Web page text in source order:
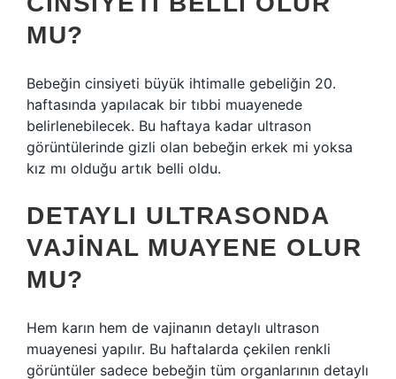
MU?
Bebeğin cinsiyeti büyük ihtimalle gebeliğin 20.
haftasında yapılacak bir tıbbi muayenede
belirlenebilecek. Bu haftaya kadar ultrason
görüntülerinde gizli olan bebeğin erkek mi yoksa
kız mı olduğu artık belli oldu.
DETAYLI ULTRASONDA
VAJINAL MUAYENE OLUR
MU?
Hem karın hem de vajinanın detaylı ultrason
muayenesi yapılır. Bu haftalarda çekilen renkli
görüntüler sadece bebeğin tüm organlarının detaylı